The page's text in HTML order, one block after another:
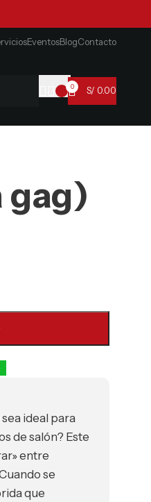
EventosBlogContacto
0 S/ 0.00
gag)
ideal para
de salón? Este
entre
se
que